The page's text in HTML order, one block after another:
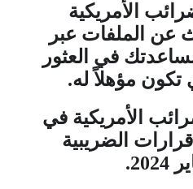
الأمريكية
عن الملفات عبر
في العثور
مؤهلاً له.
الأمريكية في
الضريبية
2024
.